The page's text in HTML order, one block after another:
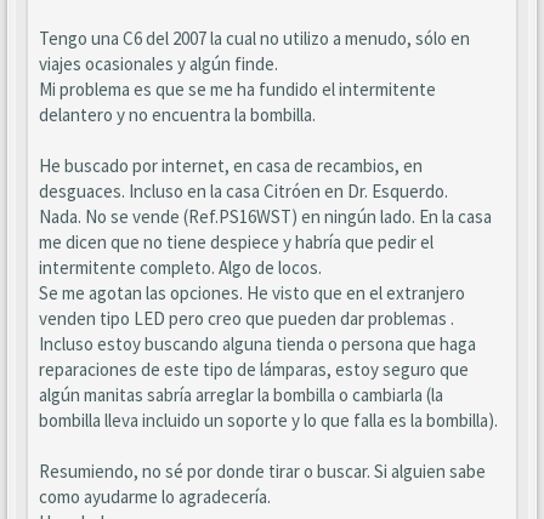
Tengo una C6 del 2007 la cual no utilizo a menudo, sólo en
viajes ocasionales y algún finde.
Mi problema es que se me ha fundido el intermitente
delantero y no encuentra la bombilla.
He buscado por internet, en casa de recambios, en
desguaces. Incluso en la casa Citróen en Dr. Esquerdo.
Nada. No se vende (Ref.PS16WST) en ningún lado. En la casa
me dicen que no tiene despiece y habría que pedir el
intermitente completo. Algo de locos.
Se me agotan las opciones. He visto que en el extranjero
venden tipo LED pero creo que pueden dar problemas .
Incluso estoy buscando alguna tienda o persona que haga
reparaciones de este tipo de lámparas, estoy seguro que
algún manitas sabría arreglar la bombilla o cambiarla (la
bombilla lleva incluido un soporte y lo que falla es la bombilla).
Resumiendo, no sé por donde tirar o buscar. Si alguien sabe
como ayudarme lo agradecería.